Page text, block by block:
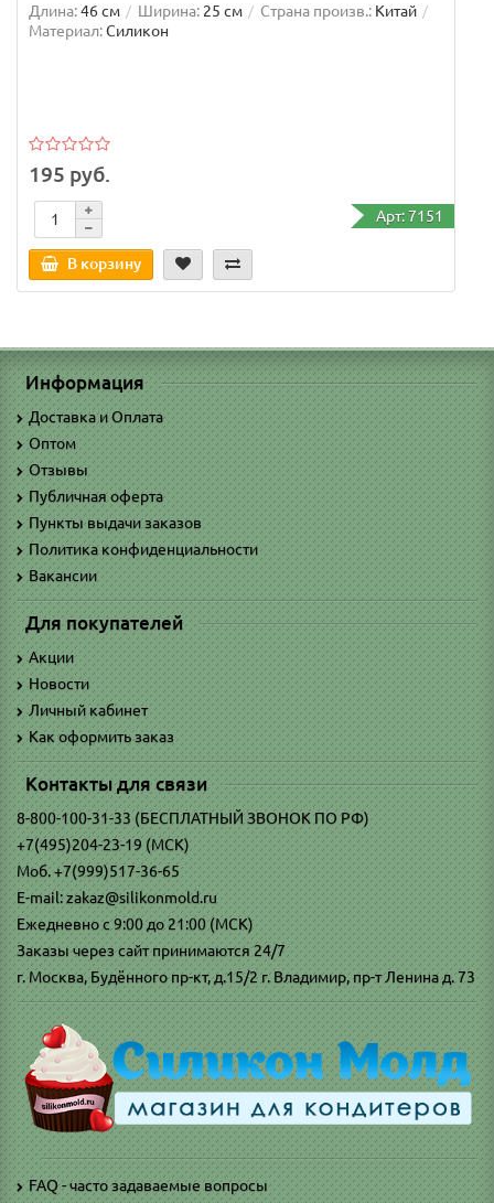
Длина:46 см Ширина: 25 см Страна произв.: Китай
Материал:Силикон
195 руб.
Арт: 7151
В корзину
Информация
Доставка и Оплата
Оптом
Отзывы
Публичная оферта
Пункты выдачи заказов
Политика конфиденциальности
Вакансии
Для покупателей
Акции
Новости
Личный кабинет
Как оформить заказ
Контакты для связи
8-800-100-31-33 (БЕСПЛАТНЫЙ ЗВОНОК ПО РФ)
+7(495)204-23-19 (МСК)
Моб. +7(999)517-36-65
E-mail: zakaz@silikonmold.ru
Ежедневно с 9:00 до 21:00 (МСК)
Заказы через сайт принимаются 24/7
г. Москва, Будённого пр-кт, д.15/2 г. Владимир, пр-т Ленина д. 73
FAQ - часто задаваемые вопросы